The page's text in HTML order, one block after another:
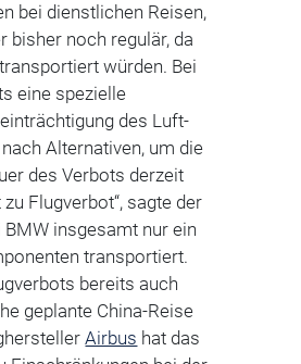
bei dienstlichen Reisen,
bisher noch regulär, da
würden. Bei
eine spezielle
des Luft-
Alternativen, um die
des Verbots derzeit
Flugverbot“, sagte der
BMW insgesamt nur ein
transportiert.
bereits auch
geplante China-Reise
Airbus hat das